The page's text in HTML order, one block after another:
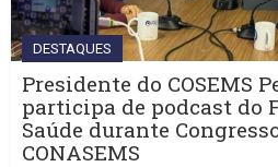
DESTAQUES
Presidente do COSEMS
participa de podcast do
Saúde durante
CONASEMS